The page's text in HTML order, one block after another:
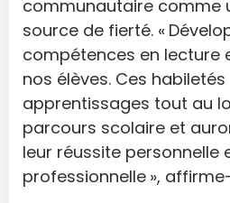
communautaire comme
source de fierté. «
compétences en lecture
nos élèves. Ces
apprentissages tout au
parcours scolaire et
leur réussite personnelle
professionnelle »,